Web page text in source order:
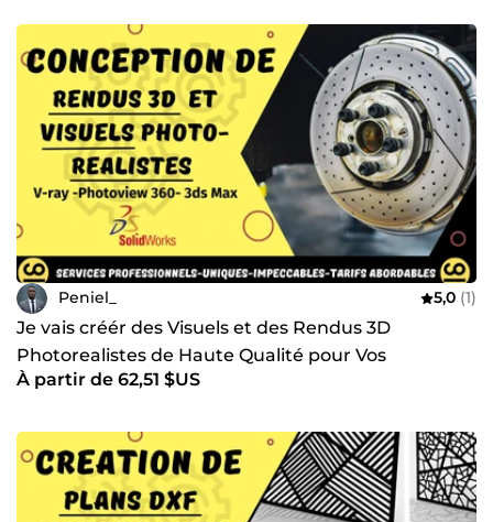
Peniel_ 5,0 (1)
Je vais créér des Visuels et des Rendus 3D
Photorealistes de Haute Qualité pour Vos
Présentations Pro
À partir de 62,51 $US